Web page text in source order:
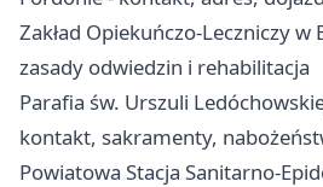
Zakład Opiekuńczo-Leczniczy
zasady odwiedzin i rehabilitacja
Parafia św. Urszuli
kontakt, sakramenty,
Powiatowa Stacja Sanitarno-